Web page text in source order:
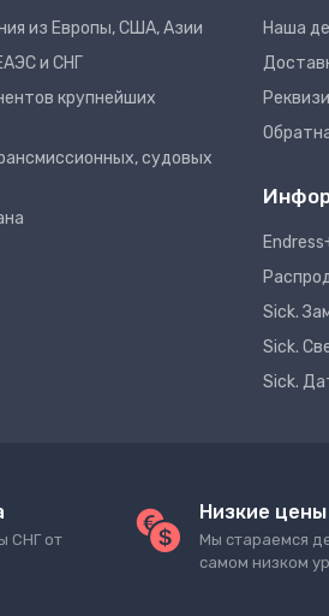
из Европы, США, Азии
и СНГ
крупнейших
судовых
Наша
Sick.
Sick.
Sick.
СНГ от
Низкие цены
Мы стараемся
самом низком